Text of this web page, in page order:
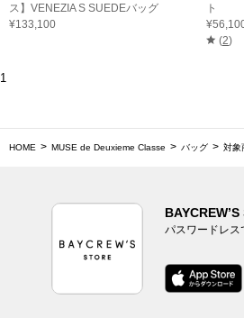
ス】VENEZIA S SUEDEバッグ
¥133,100
ト
(2)
1
HOME MUSE de Deuxieme Classe バッグ 対象
パスワードレス